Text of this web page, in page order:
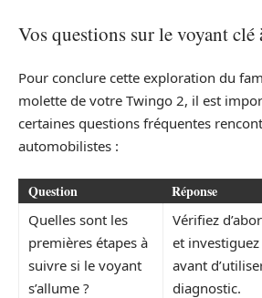
Vos questions sur le voyant clé
Pour conclure cette exploration du
molette de votre Twingo 2, il est
certaines questions fréquentes
automobilistes :
Question Réponse
Quelles sont les
premières étapes à
suivre si le voyant
s’allume ?
Vérifiez
et investiguez
avant
diagnostic.